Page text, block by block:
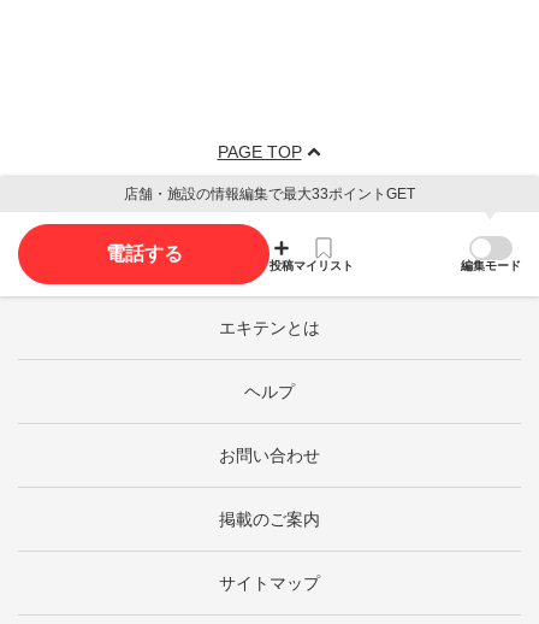
PAGE TOP
店舗・施設の情報編集で最大33ポイントGET
電話する
投稿マイリスト 編集モード
エキテンとは
ヘルプ
お問い合わせ
掲載のご案内
サイトマップ